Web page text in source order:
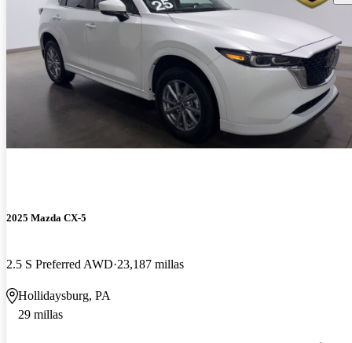
2025 Mazda CX-5
2.5 S Preferred AWD 23,187 millas
Hollidaysburg, PA
29 millas